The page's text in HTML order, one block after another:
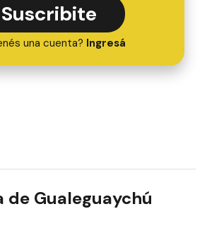
Suscribite
una cuenta? Ingresá
de Gualeguaychú